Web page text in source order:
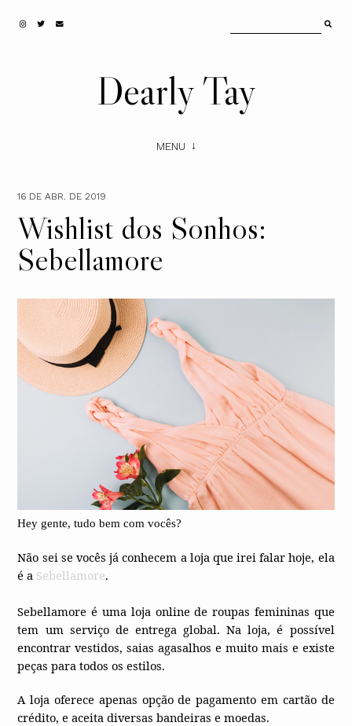
Dearly Tay
MENU
16 DE ABR. DE 2019
Wishlist dos Sonhos:
Sebellamore
Hey gente, tudo bem com vocês?
Não sei se vocês já conhecem a loja que irei falar hoje, ela
é a Sebellamore.
Sebellamore é uma loja online de roupas femininas que
tem um serviço de entrega global. Na loja, é possível
encontrar vestidos, saias agasalhos e muito mais e existe
peças para todos os estilos.
A loja oferece apenas opção de pagamento em cartão de
crédito, e aceita diversas bandeiras e moedas.